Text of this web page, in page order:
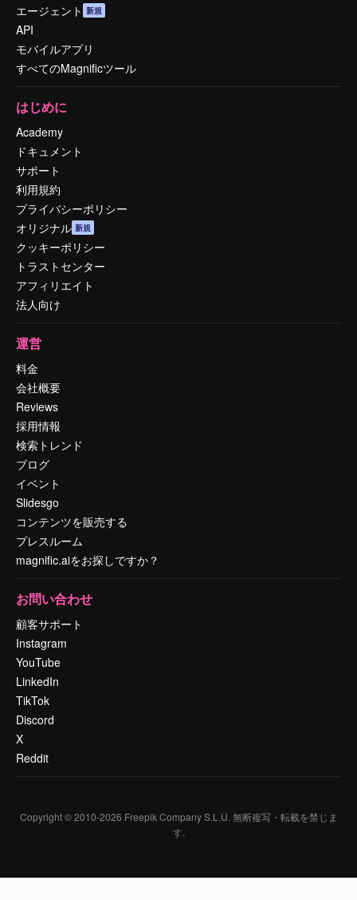
エージェント 新規
API
モバイルアプリ
すべてのMagnificツール
はじめに
Academy
ドキュメント
サポート
利用規約
プライバシーポリシー
オリジナル 新規
クッキーポリシー
トラストセンター
アフィリエイト
法人向け
運営
料金
会社概要
Reviews
採用情報
検索トレンド
ブログ
イベント
Slidesgo
コンテンツを販売する
プレスルーム
magnific.aiをお探しですか？
お問い合わせ
顧客サポート
Instagram
YouTube
LinkedIn
TikTok
Discord
X
Reddit
Copyright © 2010-2026 Freepik Company S.L.U. 無断複写・転載を禁じま
す.